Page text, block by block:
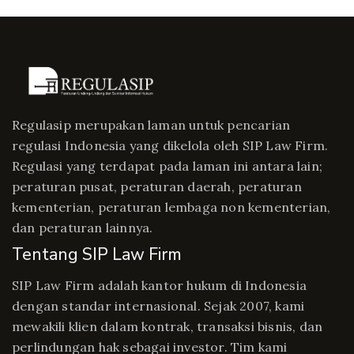
Regulasip merupakan laman untuk pencarian
regulasi Indonesia yang dikelola oleh SIP Law Firm.
Regulasi yang terdapat pada laman ini antara lain;
peraturan pusat, peraturan daerah, peraturan
kementerian, peraturan lembaga non kementerian,
dan peraturan lainnya.
Tentang SIP Law Firm
SIP Law Firm adalah kantor hukum di Indonesia
dengan standar internasional. Sejak 2007, kami
mewakili klien dalam kontrak, transaksi bisnis, dan
perlindungan hak sebagai investor. Tim kami